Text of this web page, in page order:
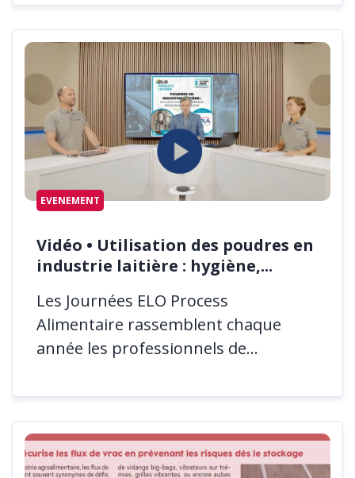
EVENEMENT
Vidéo • Utilisation des poudres en
industrie laitière : hygiène,...
Les Journées ELO Process
Alimentaire rassemblent chaque
année les professionnels de...